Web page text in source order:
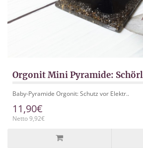
Orgonit Mini Pyramide:
Baby-Pyramide Orgonit: Schutz vor Elektr..
11,90€
Netto 9,92€